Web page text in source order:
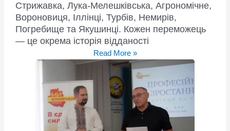
Стрижавка, Лука-Мелешківська, Агрономічне,
Вороновиця, Іллінці, Турбів, Немирів,
Погребище та Якушинці. Кожен переможець
— це окрема історія відданості
Професійні
стають
реальністю:
марафон
«Професійне
Read More »